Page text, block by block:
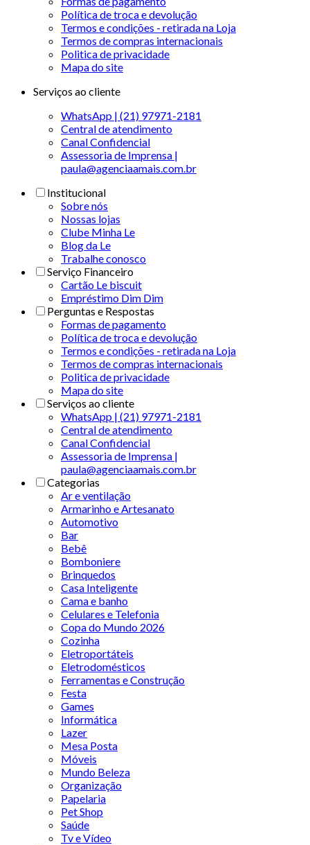
Política de troca e devolução
Termos e condições - retirada na Loja
Termos de compras internacionais
Politica de privacidade
Mapa do site
Serviços ao cliente
WhatsApp | (21) 97971-2181
Central de atendimento
Canal Confidencial
Assessoria de Imprensa |
paula@agenciaamais.com.br
Institucional
Sobre nós
Nossas lojas
Clube Minha Le
Blog da Le
Trabalhe conosco
Serviço Financeiro
Cartão Le biscuit
Empréstimo Dim Dim
Perguntas e Respostas
Formas de pagamento
Política de troca e devolução
Termos e condições - retirada na Loja
Termos de compras internacionais
Politica de privacidade
Mapa do site
Serviços ao cliente
WhatsApp | (21) 97971-2181
Central de atendimento
Canal Confidencial
Assessoria de Imprensa |
paula@agenciaamais.com.br
Categorias
Ar e ventilação
Armarinho e Artesanato
Automotivo
Bar
Bebê
Bomboniere
Brinquedos
Casa Inteligente
Cama e banho
Celulares e Telefonia
Copa do Mundo 2026
Cozinha
Eletroportáteis
Eletrodomésticos
Ferramentas e Construção
Festa
Games
Informática
Lazer
Mesa Posta
Móveis
Mundo Beleza
Organização
Papelaria
Pet Shop
Saúde
Tv e Vídeo